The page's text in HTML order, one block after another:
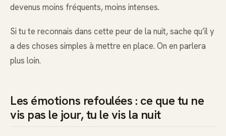
devenus moins fréquents, moins intenses.
Si tu te reconnais dans cette peur de la nuit, sache qu’il y
a des choses simples à mettre en place. On en parlera
plus loin.
Les émotions refoulées : ce que tu ne
vis pas le jour, tu le vis la nuit